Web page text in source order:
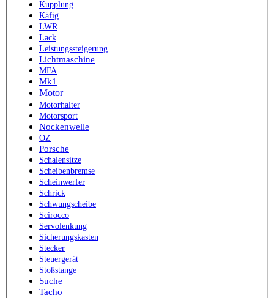
Kupplung
Käfig
LWR
Lack
Leistungssteigerung
Lichtmaschine
MFA
Mk1
Motor
Motorhalter
Motorsport
Nockenwelle
OZ
Porsche
Schalensitze
Scheibenbremse
Scheinwerfer
Schrick
Schwungscheibe
Scirocco
Servolenkung
Sicherungskasten
Stecker
Steuergerät
Stoßstange
Suche
Tacho